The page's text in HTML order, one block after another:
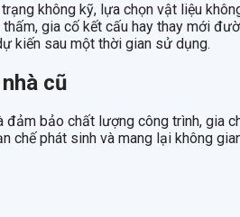
không kỹ, lựa chọn vật liệu
gia cố kết cấu hay thay mới
kiến sau một thời gian sử dụng.
cũ
bảo chất lượng công trình, gia
chế phát sinh và mang lại không